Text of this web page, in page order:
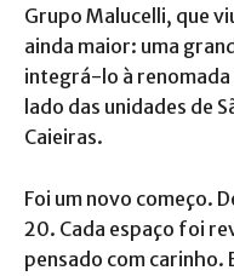
Grupo Malucelli, que
ainda maior: uma
integrá-lo à renomada
lado das unidades de
Caieiras.
Foi um novo começo.
20. Cada espaço foi
pensado com carinho.